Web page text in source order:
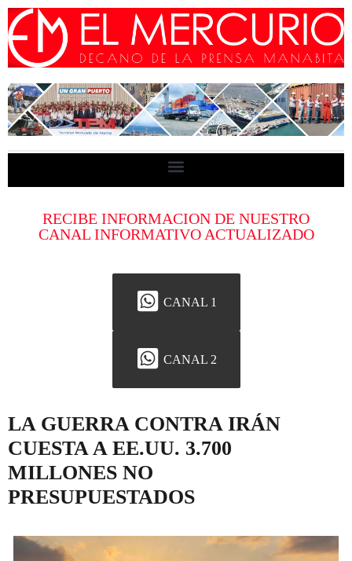
RECIBE INFORMACION DE NUESTRO
CANAL INFORMATIVO ACTUALIZADO
CANAL 1
CANAL 2
LA GUERRA CONTRA IRÁN
CUESTA A EE.UU. 3.700
MILLONES NO
PRESUPUESTADOS